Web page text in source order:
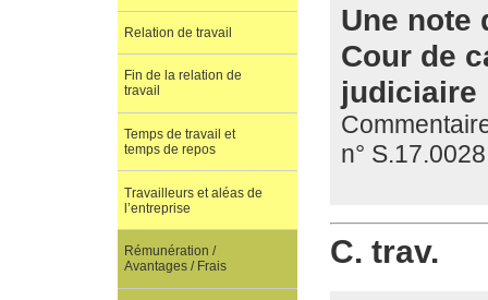
Une note
Cour de
judiciaire
n°
C. trav.
Relation de travail
Fin de la relation de
travail
Temps de travail et
temps de repos
Travailleurs et aléas de
l’entreprise
Rémunération /
Avantages / Frais